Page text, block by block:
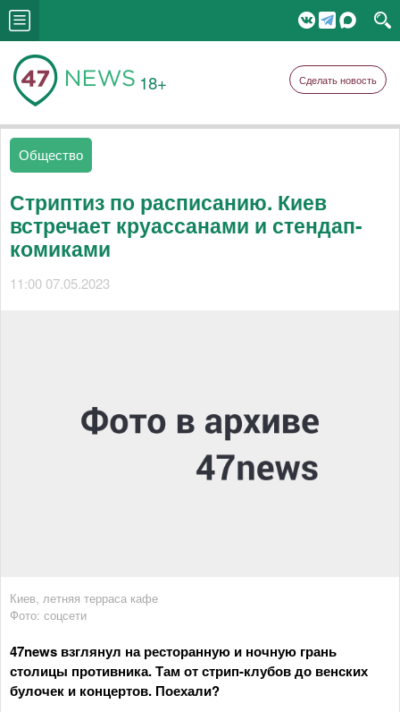
18+ Сделать новость
Общество
Стриптиз по расписанию. Киев
встречает круассанами и стендап-
комиками
11:00 07.05.2023
Киев, летняя терраса кафе
Фото: соцсети
47news взглянул на ресторанную и ночную грань
столицы противника. Там от стрип-клубов до венских
булочек и концертов. Поехали?